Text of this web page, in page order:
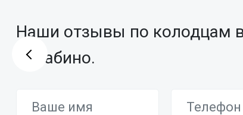
Наши отзывы по колодцам
Нахабино.